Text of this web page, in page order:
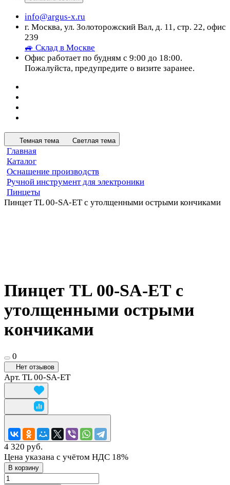
info@argus-x.ru
г. Москва, ул. Золоторожский Вал, д. 11, стр. 22, офис
239
🚙 Склад в Москве
Офис работает по будням с 9:00 до 18:00.
Пожалуйста, предупредите о визите заранее.
Темная тема Светлая тема
Главная
Каталог
Оснащение производств
Ручной инструмент для электроники
Пинцеты
Пинцет TL 00-SA-ET с утолщенными острыми кончиками
Пинцет TL 00-SA-ET с
утолщенными острыми
кончиками
0
Нет отзывов
Арт. TL 00-SA-ET
4 320 руб.
Цена указана с учётом НДС 18%
В корзину